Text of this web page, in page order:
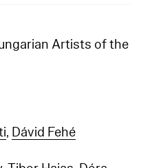
Artists of the
, Dávid Fehé